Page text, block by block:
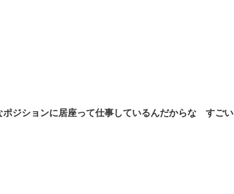
ジションに居座って仕事しているんだからな すごい